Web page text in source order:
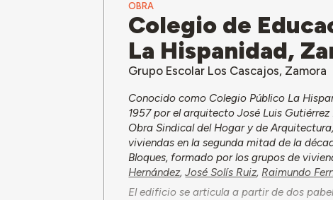
OBRA
Colegio de
La Hispanidad,
Grupo Escolar Los Cascajos, Zamora
Conocido como Colegio Público La
1957 por el arquitecto José Luis
Obra Sindical del Hogar y de
viviendas en la segunda mitad de la
Bloques, formado por los grupos de
Hernández,José Solís Ruiz, Raimundo
El edificio se articula a partir de dos